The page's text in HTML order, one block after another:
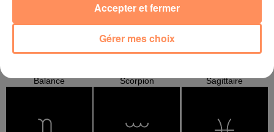
Balance Scorpion Sagittaire
Gérer mes choix
Accepter et fermer